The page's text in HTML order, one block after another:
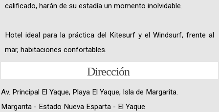
calificado, harán de su estadía un momento inolvidable.
Hotel ideal para la práctica del Kitesurf y el Windsurf, frente al
mar, habitaciones confortables.
Dirección
Av. Principal El Yaque, Playa El Yaque, Isla de Margarita.
Margarita - Estado Nueva Esparta - El Yaque